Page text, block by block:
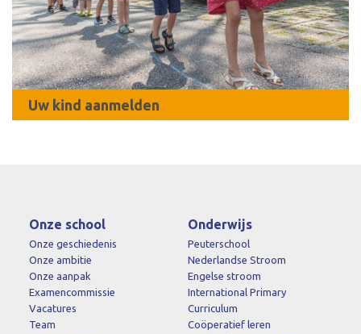
Uw kind aanmelden
Onze school
Onze geschiedenis
Onze ambitie
Onze aanpak
Examencommissie
Vacatures
Team
Onderwijs
Peuterschool
Nederlandse Stroom
Engelse stroom
International Primary
Curriculum
Coöperatief leren